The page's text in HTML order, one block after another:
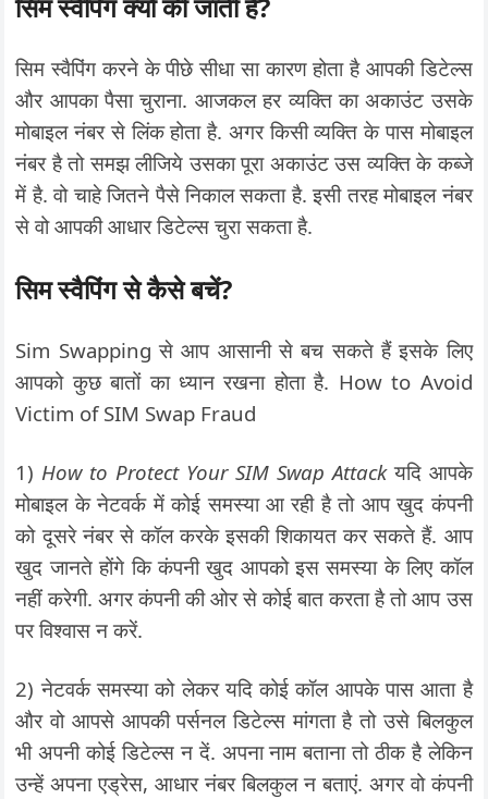
सिम स्वैपिंग करने के पीछे सीधा सा कारण होता है आपकी डिटेल्स
और आपका पैसा चुराना. आजकल हर व्यक्ति का अकाउंट उसके
मोबाइल नंबर से लिंक होता है. अगर किसी व्यक्ति के पास मोबाइल
नंबर है तो समझ लीजिये उसका पूरा अकाउंट उस व्यक्ति के कब्जे
में है. वो चाहे जितने पैसे निकाल सकता है. इसी तरह मोबाइल नंबर
से वो आपकी आधार डिटेल्स चुरा सकता है.
सिम स्वैपिंग से कैसे बचें?
Sim Swapping से आप आसानी से बच सकते हैं इसके लिए
आपको कुछ बातों का ध्यान रखना होता है. How to Avoid
Victim of SIM Swap Fraud
1) How to Protect Your SIM Swap Attackयदि आपके
मोबाइल के नेटवर्क में कोई समस्या आ रही है तो आप खुद कंपनी
को दूसरे नंबर से कॉल करके इसकी शिकायत कर सकते हैं. आप
खुद जानते होंगे कि कंपनी खुद आपको इस समस्या के लिए कॉल
नहीं करेगी. अगर कंपनी की ओर से कोई बात करता है तो आप उस
पर विश्वास न करें.
2) नेटवर्क समस्या को लेकर यदि कोई कॉल आपके पास आता है
और वो आपसे आपकी पर्सनल डिटेल्स मांगता है तो उसे बिलकुल
भी अपनी कोई डिटेल्स न दें. अपना नाम बताना तो ठीक है लेकिन
उन्हें अपना एड्रेस, आधार नंबर बिलकुल न बताएं. अगर वो कंपनी